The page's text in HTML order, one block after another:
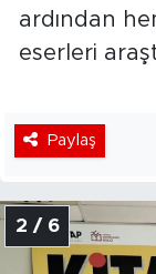
ardından
eserleri
Paylaş
2 / 6